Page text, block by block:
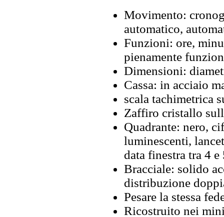
Movimento:
automatico,
Funzioni: ore,
pienamente
Dimensioni:
Cassa: in acciaio
scala tachimetrica
Zaffiro cristallo
Quadrante: nero,
luminescenti,
data finestra tra 4 e
Bracciale: solido
distribuzione
Pesare la stessa
Ricostruito nei